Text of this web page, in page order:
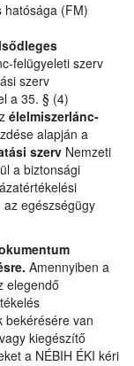
hatósága (FM)
felügyeleti szerv
szerv
a 35. § (4)
élelmiszerlánc-
alapján a
szerv Nemzeti
a biztonsági
egészségügy
Amennyiben a
elegendő
bekérésére van
kiegészítő
a NÉBIH ÉKI kéri